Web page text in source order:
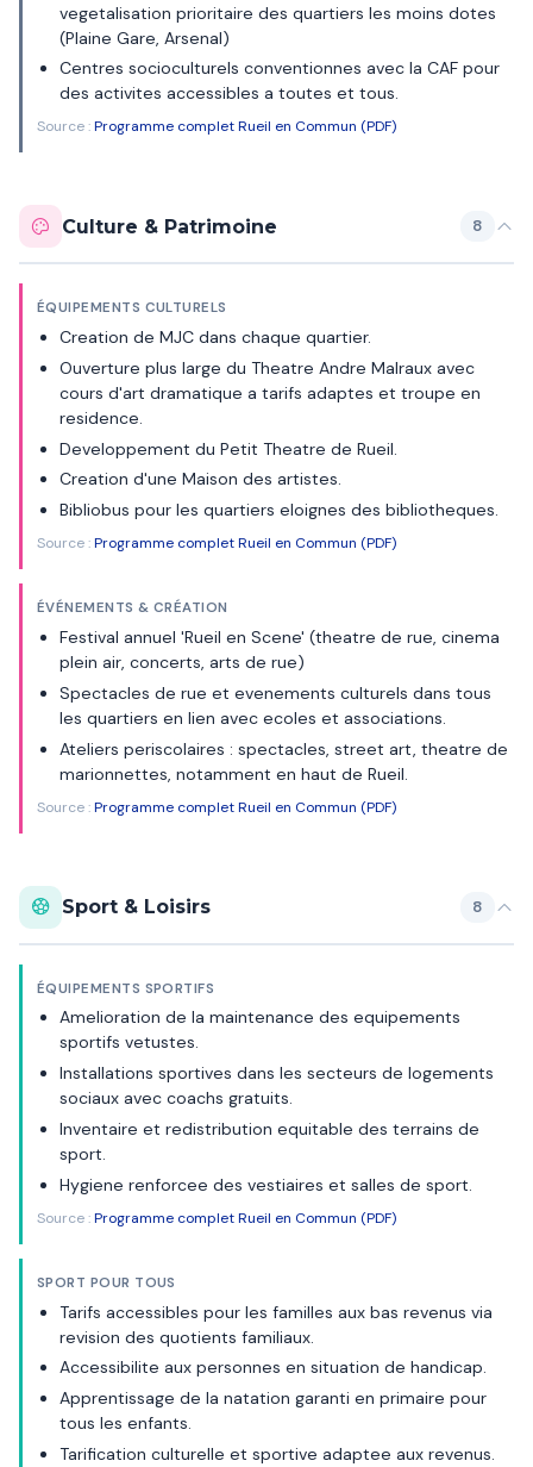
vegetalisation prioritaire des quartiers les moins dotes
(Plaine Gare, Arsenal)
Centres socioculturels conventionnes avec la CAF pour
des activites accessibles a toutes et tous.
Source :Programme complet Rueil en Commun (PDF)
Culture & Patrimoine 8
ÉQUIPEMENTS CULTURELS
Creation de MJC dans chaque quartier.
Ouverture plus large du Theatre Andre Malraux avec
cours d'art dramatique a tarifs adaptes et troupe en
residence.
Developpement du Petit Theatre de Rueil.
Creation d'une Maison des artistes.
Bibliobus pour les quartiers eloignes des bibliotheques.
Source :Programme complet Rueil en Commun (PDF)
ÉVÉNEMENTS & CRÉATION
Festival annuel 'Rueil en Scene' (theatre de rue, cinema
plein air, concerts, arts de rue)
Spectacles de rue et evenements culturels dans tous
les quartiers en lien avec ecoles et associations.
Ateliers periscolaires : spectacles, street art, theatre de
marionnettes, notamment en haut de Rueil.
Source :Programme complet Rueil en Commun (PDF)
Sport & Loisirs 8
ÉQUIPEMENTS SPORTIFS
Amelioration de la maintenance des equipements
sportifs vetustes.
Installations sportives dans les secteurs de logements
sociaux avec coachs gratuits.
Inventaire et redistribution equitable des terrains de
sport.
Hygiene renforcee des vestiaires et salles de sport.
Source :Programme complet Rueil en Commun (PDF)
SPORT POUR TOUS
Tarifs accessibles pour les familles aux bas revenus via
revision des quotients familiaux.
Accessibilite aux personnes en situation de handicap.
Apprentissage de la natation garanti en primaire pour
tous les enfants.
Tarification culturelle et sportive adaptee aux revenus.